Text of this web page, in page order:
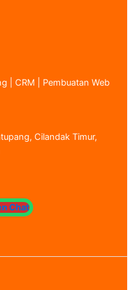
| CRM | Pembuatan Web
Cilandak Timur,
Chat